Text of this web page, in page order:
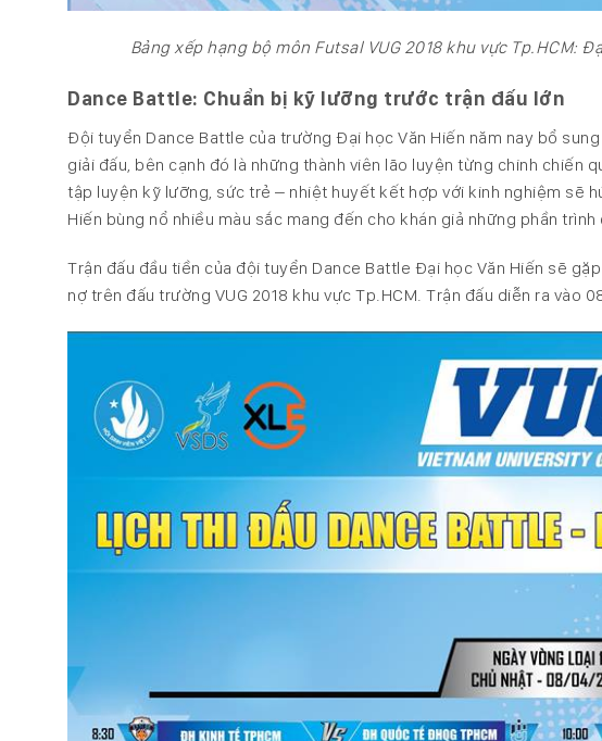
Bảng xếp hạng bộ môn Futsal VUG 2018 khu vực Tp.HCM:
Dance Battle: Chuẩn bị kỹ lưỡng trước trận đấu lớn
Đội tuyển Dance Battle của trường Đại học Văn Hiến năm nay bổ
giải đấu, bên cạnh đó là những thành viên lão luyện từng chinh chiến
tập luyện kỹ lưỡng, sức trẻ – nhiệt huyết kết hợp với kinh nghiệm sẽ
Hiến bùng nổ nhiều màu sắc mang đến cho khán giả những phần
Trận đấu đầu tiền của đội tuyển Dance Battle Đại học Văn Hiến sẽ
nợ trên đấu trường VUG 2018 khu vực Tp.HCM. Trận đấu diễn ra vào